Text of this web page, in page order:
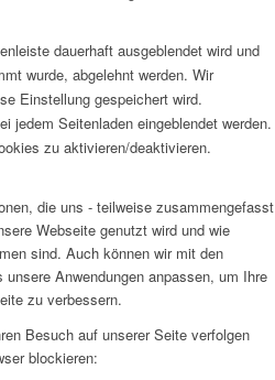
dauerhaft ausgeblendet wird und
wurde, abgelehnt werden. Wir
Einstellung gespeichert wird.
jedem Seitenladen eingeblendet werden.
zu aktivieren/deaktivieren.
die uns - teilweise zusammengefasst
Webseite genutzt wird und wie
sind. Auch können wir mit den
Anwendungen anpassen, um Ihre
zu verbessern.
Besuch auf unserer Seite verfolgen
blockieren: